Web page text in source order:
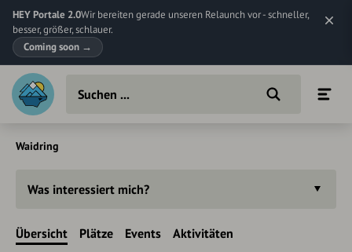
HEY Portale 2.0Wir bereiten gerade unseren Relaunch vor - schneller,
besser, größer, schlauer.
Coming soon →
Waidring
Was interessiert mich?
Übersicht Plätze Events Aktivitäten